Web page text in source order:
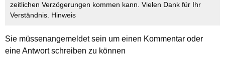
zeitlichen Verzögerungen kommen kann. Vielen Dank für Ihr
Verständnis. Hinweis
Sie müssenangemeldetsein um einen Kommentar oder
eine Antwort schreiben zu können